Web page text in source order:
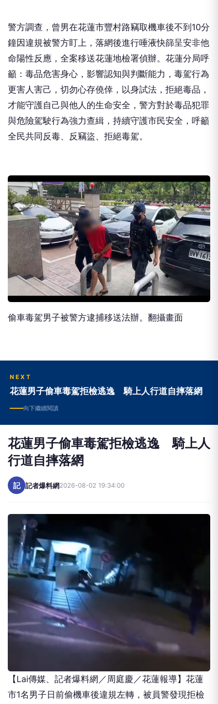
警方調查，曾男在花蓮市豐村路竊取機車後不到10分
鐘因違規被警方盯上，落網後進行唾液快篩呈安非他
命陽性反應，全案移送花蓮地檢署偵辦。花蓮分局呼
籲：毒品危害身心，影響認知與判斷能力，毒駕行為
更害人害己，切勿心存僥倖，以身試法，拒絕毒品，
才能守護自己與他人的生命安全，警方對於毒品犯罪
與危險駕駛行為強力查緝，持續守護市民安全，呼籲
全民共同反毒、反竊盜、拒絕毒駕。
偷車毒駕男子被警方逮捕移送法辦。翻攝畫面
NEXT
花蓮男子偷車毒駕拒檢逃逸 騎上人行道自摔落網
向下繼續閱讀
花蓮男子偷車毒駕拒檢逃逸 騎上人
行道自摔落網
記 記者爆料網2026-08-02 19:34:00
【Lai傳媒、記者爆料網／周庭慶／花蓮報導】花蓮
市1名男子日前偷機車後違規左轉，被員警發現拒檢